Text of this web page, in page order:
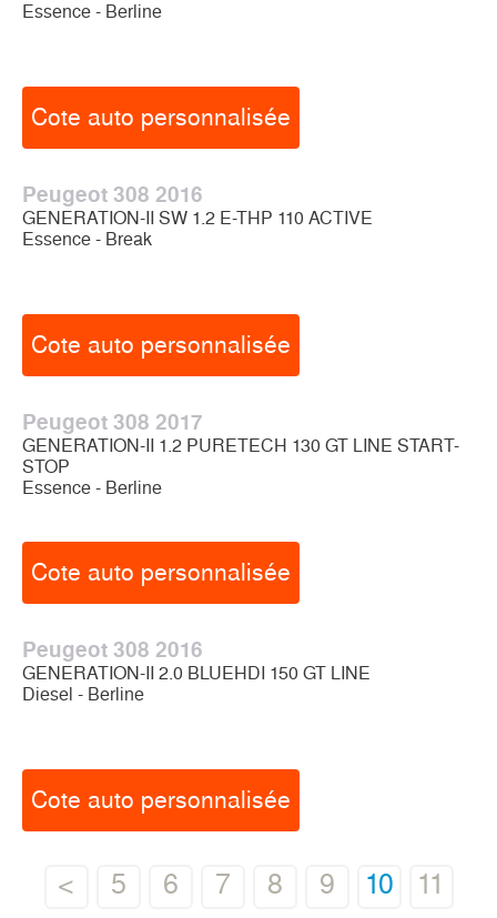
Essence - Berline
Cote auto personnalisée
Peugeot 308 2016
GENERATION-II SW 1.2 E-THP 110 ACTIVE
Essence - Break
Cote auto personnalisée
Peugeot 308 2017
GENERATION-II 1.2 PURETECH 130 GT LINE START-
STOP
Essence - Berline
Cote auto personnalisée
Peugeot 308 2016
GENERATION-II 2.0 BLUEHDI 150 GT LINE
Diesel - Berline
Cote auto personnalisée
< 5 6 7 8 9 10
11